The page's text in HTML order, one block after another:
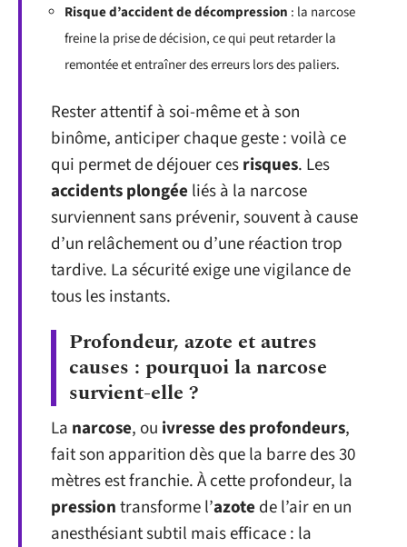
Risque d’accident de décompression : la narcose
freine la prise de décision, ce qui peut retarder la
remontée et entraîner des erreurs lors des paliers.
Rester attentif à soi-même et à son
binôme, anticiper chaque geste : voilà ce
qui permet de déjouer cesrisques. Les
accidents plongée liés à la narcose
surviennent sans prévenir, souvent à cause
d’un relâchement ou d’une réaction trop
tardive. La sécurité exige une vigilance de
tous les instants.
Profondeur, azote et autres
causes : pourquoi la narcose
survient-elle ?
La narcose, ou ivresse des profondeurs,
fait son apparition dès que la barre des 30
mètres est franchie. À cette profondeur, la
pressiontransforme l’azote de l’air en un
anesthésiant subtil mais efficace : la